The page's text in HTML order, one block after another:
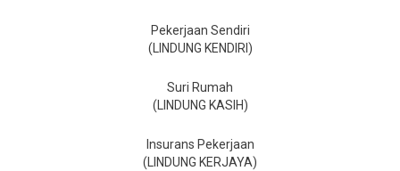
Pekerjaan Sendiri
(LINDUNG KENDIRI)
Suri Rumah
(LINDUNG KASIH)
Insurans Pekerjaan
(LINDUNG KERJAYA)